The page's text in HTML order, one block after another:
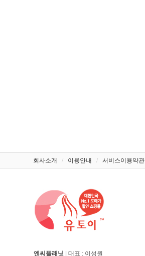
회사소개 / 이용안내 / 서비스이용약관
엔씨플래닛 | 대표 : 이성원